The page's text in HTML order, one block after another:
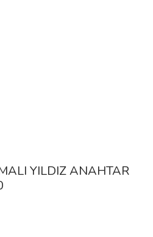
YILDIZ ANAHTAR